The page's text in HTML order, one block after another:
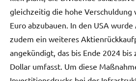
gleichzeitig die hohe Verschuldung
Euro abzubauen. In den USA
zudem ein weiteres
angekündigt, das bis Ende 2024 bis
Dollar umfasst. Um diese